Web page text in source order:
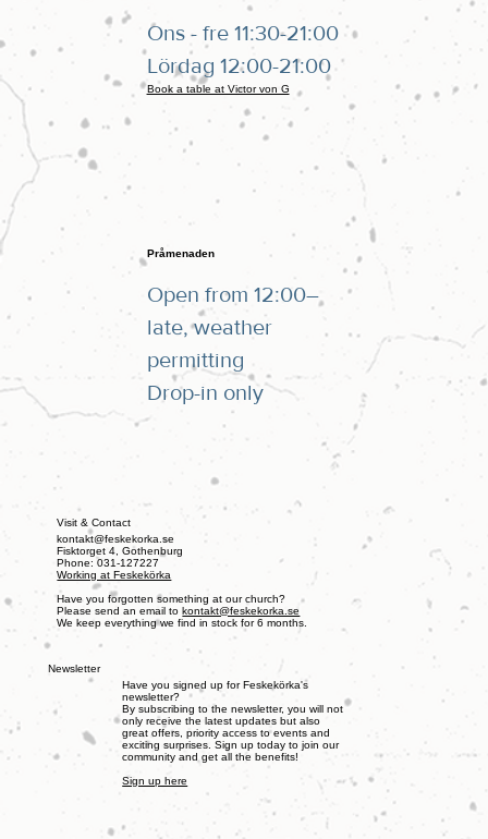
Ons - fre 11:30-21:00
Lördag 12:00-21:00
Book a table at Victor von G
Pråmenaden
Open from 12:00–
late, weather
permitting
Drop-in only
Visit & Contact
kontakt@feskekorka.se
Fisktorget 4, Gothenburg
Phone: 031-127227
Working at Feskekörka
Have you forgotten something at our church?
Please send an email tokontakt@feskekorka.se
We keep everything we find in stock for 6 months.
Newsletter
Have you signed up for Feskekörka's
newsletter?
By subscribing to the newsletter, you will not
only receive the latest updates but also
great offers, priority access to events and
exciting surprises. Sign up today to join our
community and get all the benefits!
Sign up here